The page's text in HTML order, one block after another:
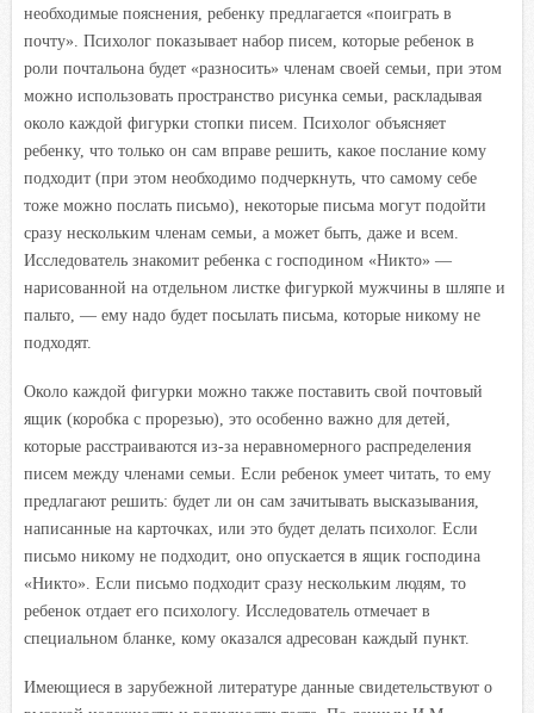
необходимые пояснения, ребенку предлагается «поиграть в
почту». Психолог показывает набор писем, которые ребенок в
роли почтальона будет «разносить» членам своей семьи, при этом
можно использовать пространство рисунка семьи, раскладывая
около каждой фигурки стопки писем. Психолог объясняет
ребенку, что только он сам вправе решить, какое послание кому
подходит (при этом необходимо подчеркнуть, что самому себе
тоже можно послать письмо), некоторые письма могут подойти
сразу нескольким членам семьи, а может быть, даже и всем.
Исследователь знакомит ребенка с господином «Никто» —
нарисованной на отдельном листке фигуркой мужчины в шляпе и
пальто, — ему надо будет посылать письма, которые никому не
подходят.
Около каждой фигурки можно также поставить свой почтовый
ящик (коробка с прорезью), это особенно важно для детей,
которые расстраиваются из-за неравномерного распределения
писем между членами семьи. Если ребенок умеет читать, то ему
предлагают решить: будет ли он сам зачитывать высказывания,
написанные на карточках, или это будет делать психолог. Если
письмо никому не подходит, оно опускается в ящик господина
«Никто». Если письмо подходит сразу нескольким людям, то
ребенок отдает его психологу. Исследователь отмечает в
специальном бланке, кому оказался адресован каждый пункт.
Имеющиеся в зарубежной литературе данные свидетельствуют о